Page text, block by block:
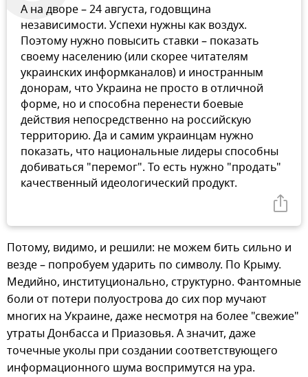
А на дворе – 24 августа, годовщина
независимости. Успехи нужны как воздух.
Поэтому нужно повысить ставки – показать
своему населению (или скорее читателям
украинских информканалов) и иностранным
донорам, что Украина не просто в отличной
форме, но и способна перенести боевые
действия непосредственно на российскую
территорию. Да и самим украинцам нужно
показать, что национальные лидеры способны
добиваться "перемог". То есть нужно "продать"
качественный идеологический продукт.
Потому, видимо, и решили: не можем бить сильно и
везде – попробуем ударить по символу. По Крыму.
Медийно, институционально, структурно. Фантомные
боли от потери полуострова до сих пор мучают
многих на Украине, даже несмотря на более "свежие"
утраты Донбасса и Приазовья. А значит, даже
точечные уколы при создании соответствующего
информационного шума воспримутся на ура.